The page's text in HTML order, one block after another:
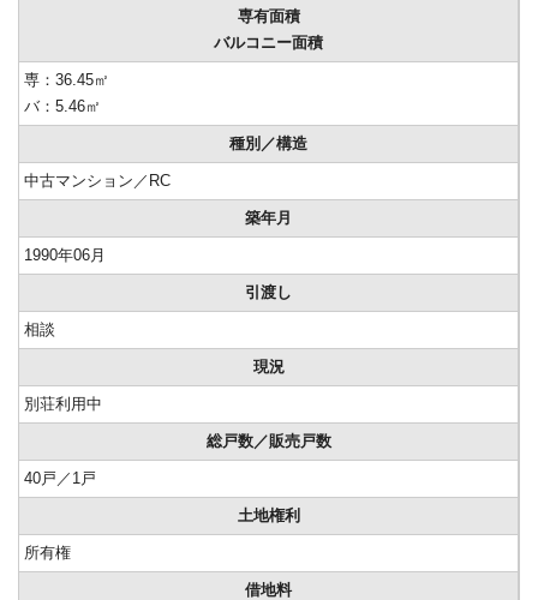
専有面積
バルコニー面積
専：36.45㎡
バ：5.46㎡
種別／構造
中古マンション／RC
築年月
1990年06月
引渡し
相談
現況
別荘利用中
総戸数／販売戸数
40戸／1戸
土地権利
所有権
借地料